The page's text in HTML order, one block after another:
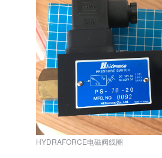
HYDRAFORCE电磁阀线圈